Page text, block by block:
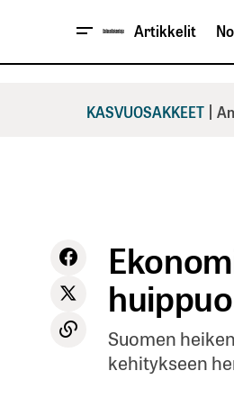
Artikkelit
KASVUOSAKKEET |
Suomen
kehitykseen